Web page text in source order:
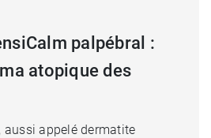
palpébral :
atopique des
aussi appelé dermatite